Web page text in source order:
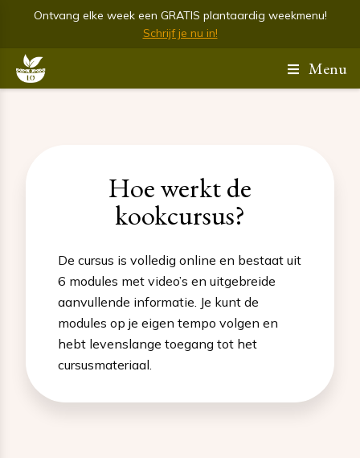
Ontvang elke week een GRATIS plantaardig weekmenu!
Schrijf je nu in!
Menu
Hoe werkt de
kookcursus?
De cursus is volledig online en bestaat uit
6 modules met video’s en uitgebreide
aanvullende informatie. Je kunt de
modules op je eigen tempo volgen en
hebt levenslange toegang tot het
cursusmateriaal.